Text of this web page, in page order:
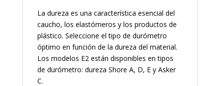
La dureza es una característica esencial del
caucho, los elastómeros y los productos de
plástico. Seleccione el tipo de durómetro
óptimo en función de la dureza del material.
Los modelos E2 están disponibles en tipos
de durómetro: dureza Shore A, D, E y Asker
C.